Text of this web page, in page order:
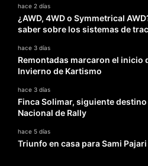
hace 2 días
¿AWD, 4WD o Symmetrical
saber sobre los sistemas de
hace 3 días
Remontadas marcaron el inicio
Invierno de Kartismo
hace 3 días
Finca Solimar, siguiente
Nacional de Rally
hace 5 días
Triunfo en casa para Sami Pajari